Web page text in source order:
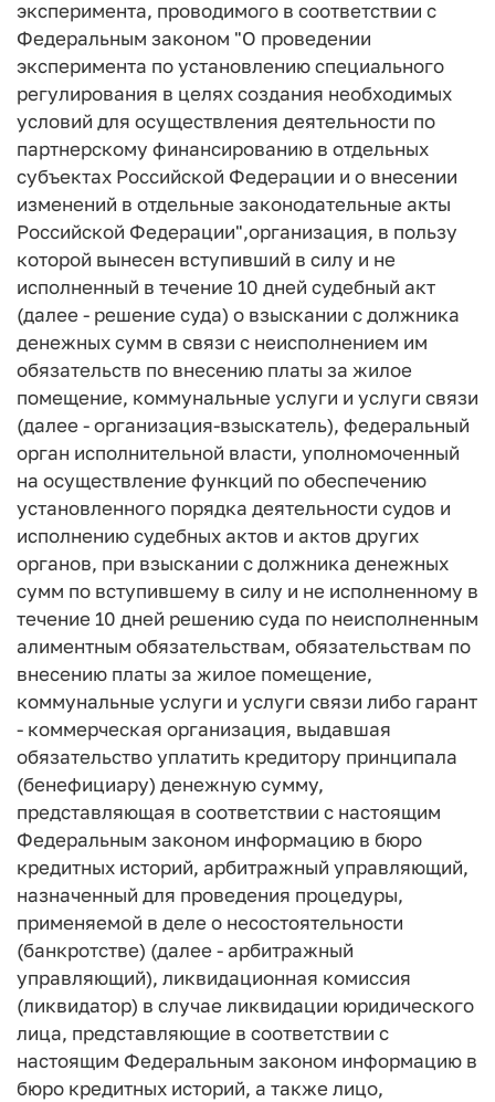
эксперимента, проводимого в соответствии с
Федеральным законом "О проведении
эксперимента по установлению специального
регулирования в целях создания необходимых
условий для осуществления деятельности по
партнерскому финансированию в отдельных
субъектах Российской Федерации и о внесении
изменений в отдельные законодательные акты
Российской Федерации",организация, в пользу
которой вынесен вступивший в силу и не
исполненный в течение 10 дней судебный акт
(далее - решение суда) о взыскании с должника
денежных сумм в связи с неисполнением им
обязательств по внесению платы за жилое
помещение, коммунальные услуги и услуги связи
(далее - организация-взыскатель), федеральный
орган исполнительной власти, уполномоченный
на осуществление функций по обеспечению
установленного порядка деятельности судов и
исполнению судебных актов и актов других
органов, при взыскании с должника денежных
сумм по вступившему в силу и не исполненному в
течение 10 дней решению суда по неисполненным
алиментным обязательствам, обязательствам по
внесению платы за жилое помещение,
коммунальные услуги и услуги связи либо гарант
- коммерческая организация, выдавшая
обязательство уплатить кредитору принципала
(бенефициару) денежную сумму,
представляющая в соответствии с настоящим
Федеральным законом информацию в бюро
кредитных историй, арбитражный управляющий,
назначенный для проведения процедуры,
применяемой в деле о несостоятельности
(банкротстве) (далее - арбитражный
управляющий), ликвидационная комиссия
(ликвидатор) в случае ликвидации юридического
лица, представляющие в соответствии с
настоящим Федеральным законом информацию в
бюро кредитных историй, а также лицо,